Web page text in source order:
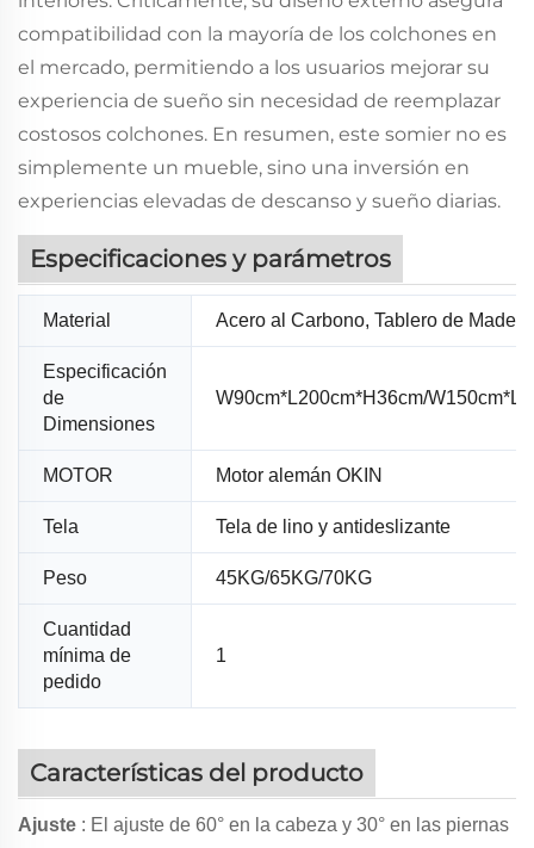
compatibilidad con la mayoría de los colchones en
el mercado, permitiendo a los usuarios mejorar su
experiencia de sueño sin necesidad de reemplazar
costosos colchones. En resumen, este somier no es
simplemente un mueble, sino una inversión en
experiencias elevadas de descanso y sueño diarias.
Especificaciones y parámetros
Material Acero al Carbono, Tablero de
Especificación
de
Dimensiones
W90cm*L200cm*H36cm/
MOTOR Motor alemán OKIN
Tela Tela de lino y antideslizante
Peso 45KG/65KG/70KG
Cuantidad
mínima de
pedido
1
Características del producto
Ajuste : El ajuste de 60° en la cabeza y 30° en las piernas